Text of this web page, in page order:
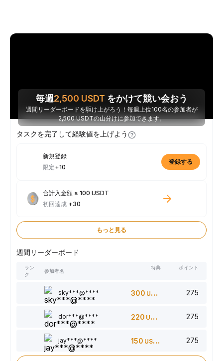
毎週2,500 USDT をかけて競い会おう
週間リーダーボードを駆け上がろう！毎週上位100名の参加者が
2,500 USDTの山分けに参加できます。
タスクを完了して経験値を上げよう
新規登録
限定+10
登録する
合計入金額 ≥ 100 USDT
初回達成 +30
もっと見る
週間リーダーボード
ラン
ク
参加者名
特典 ポイント
sky***@**** 300 USDT 275
dor***@**** 220 USDT 275
jay***@**** 150 USDT 275